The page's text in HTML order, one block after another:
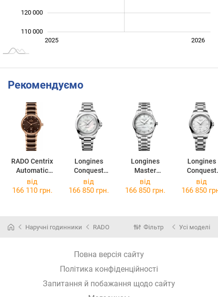
110 000
120 000
L
Січ. 2025
Лип.
2027 2026
2025
Рекомендуємо
RADO Centrix
Automatic
Diamonds
R30019732
Longines
Conquest
L3.430.4.87.6
Longines
Master
Collection
L2.357.4.87.6
Longines
Conquest
від
166 110 грн.
від
166 850 грн.
від
166 850 грн.
від
166 850
Наручні годинники RADO Фільтр Усі моделі
Повна версія сайту
Політика конфіденційності
Запитання й побажання щодо сайту